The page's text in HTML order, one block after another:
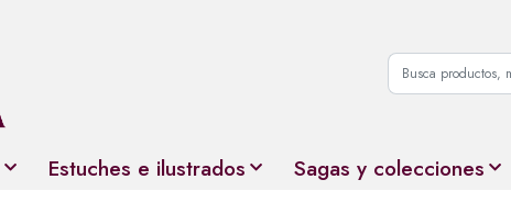
Estuches e ilustrados Sagas y colecciones